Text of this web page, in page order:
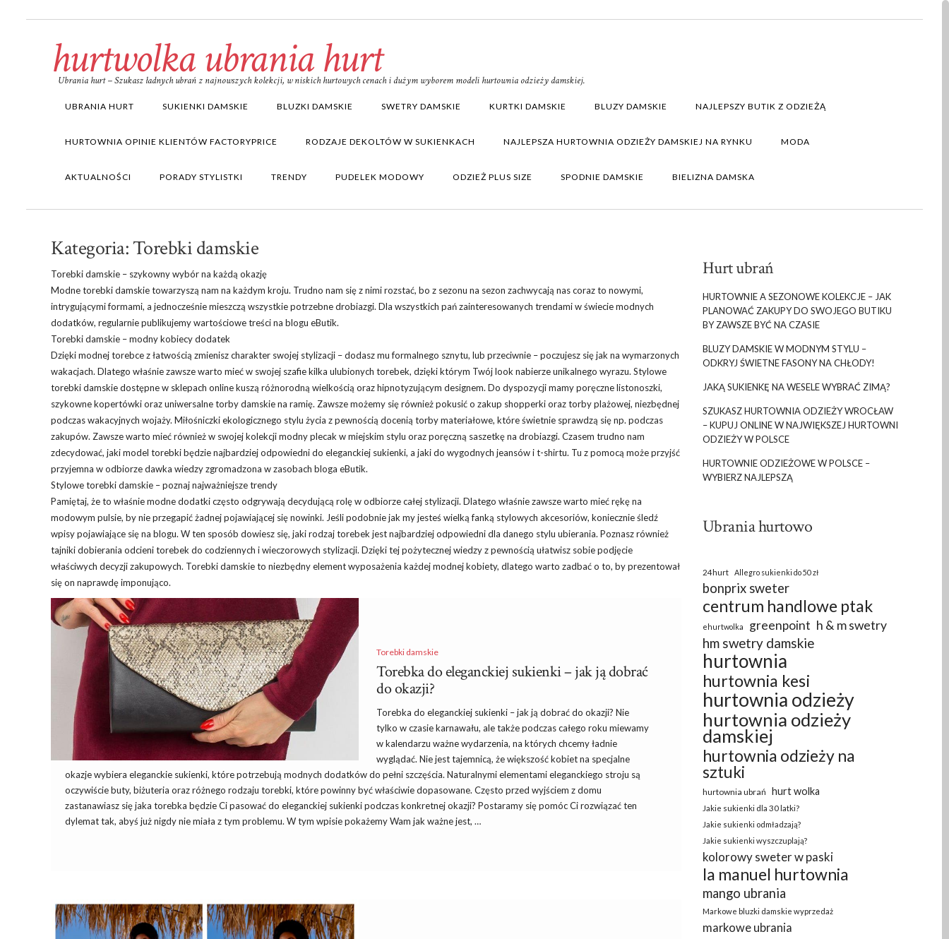
hurtwolka ubrania hurt
Ubrania hurt – Szukasz ładnych ubrań z najnowszych kolekcji, w niskich hurtowych cenach i dużym wyborem modeli hurtownia odzieży damskiej.
UBRANIA HURT SUKIENKI DAMSKIE BLUZKI DAMSKIE SWETRY DAMSKIE KURTKI DAMSKIE BLUZY DAMSKIE NAJLEPSZY BUTIK Z ODZIEŻĄ
HURTOWNIA OPINIE KLIENTÓW FACTORYPRICE RODZAJE DEKOLTÓW W SUKIENKACH NAJLEPSZA HURTOWNIA ODZIEŻY DAMSKIEJ NA RYNKU MODA
AKTUALNOŚCI PORADY STYLISTKI TRENDY PUDELEK MODOWY ODZIEŻ PLUS SIZE SPODNIE DAMSKIE BIELIZNA DAMSKA
Kategoria:Torebki damskie
Torebki damskie – szykowny wybór na każdą okazję
Modne torebki damskie towarzyszą nam na każdym kroju. Trudno nam się z nimi rozstać, bo z sezonu na sezon zachwycają nas coraz to nowymi,
intrygującymi formami, a jednocześnie mieszczą wszystkie potrzebne drobiazgi. Dla wszystkich pań zainteresowanych trendami w świecie modnych
dodatków, regularnie publikujemy wartościowe treści na blogu eButik.
Torebki damskie – modny kobiecy dodatek
Dzięki modnej torebce z łatwością zmienisz charakter swojej stylizacji – dodasz mu formalnego sznytu, lub przeciwnie – poczujesz się jak na wymarzonych
wakacjach. Dlatego właśnie zawsze warto mieć w swojej szafie kilka ulubionych torebek, dzięki którym Twój look nabierze unikalnego wyrazu. Stylowe
torebki damskie dostępne w sklepach online kuszą różnorodną wielkością oraz hipnotyzującym designem. Do dyspozycji mamy poręczne listonoszki,
szykowne kopertówki oraz uniwersalne torby damskie na ramię. Zawsze możemy się również pokusić o zakup shopperki oraz torby plażowej, niezbędnej
podczas wakacyjnych wojaży. Miłośniczki ekologicznego stylu życia z pewnością docenią torby materiałowe, które świetnie sprawdzą się np. podczas
zakupów. Zawsze warto mieć również w swojej kolekcji modny plecak w miejskim stylu oraz poręczną saszetkę na drobiazgi. Czasem trudno nam
zdecydować, jaki model torebki będzie najbardziej odpowiedni do eleganckiej sukienki, a jaki do wygodnych jeansów i t-shirtu. Tu z pomocą może przyjść
przyjemna w odbiorze dawka wiedzy zgromadzona w zasobach bloga eButik.
Stylowe torebki damskie – poznaj najważniejsze trendy
Pamiętaj, że to właśnie modne dodatki często odgrywają decydującą rolę w odbiorze całej stylizacji. Dlatego właśnie zawsze warto mieć rękę na
modowym pulsie, by nie przegapić żadnej pojawiającej się nowinki. Jeśli podobnie jak my jesteś wielką fanką stylowych akcesoriów, koniecznie śledź
wpisy pojawiające się na blogu. W ten sposób dowiesz się, jaki rodzaj torebek jest najbardziej odpowiedni dla danego stylu ubierania. Poznasz również
tajniki dobierania odcieni torebek do codziennych i wieczorowych stylizacji. Dzięki tej pożytecznej wiedzy z pewnością ułatwisz sobie podjęcie
właściwych decyzji zakupowych. Torebki damskie to niezbędny element wyposażenia każdej modnej kobiety, dlatego warto zadbać o to, by prezentował
się on naprawdę imponująco.
Torebki damskie
Torebka do eleganckiej sukienki – jak ją dobrać
do okazji?
Torebka do eleganckiej sukienki – jak ją dobrać do okazji? Nie
tylko w czasie karnawału, ale także podczas całego roku miewamy
w kalendarzu ważne wydarzenia, na których chcemy ładnie
wyglądać. Nie jest tajemnicą, że większość kobiet na specjalne
okazje wybiera eleganckie sukienki, które potrzebują modnych dodatków do pełni szczęścia. Naturalnymi elementami eleganckiego stroju są
oczywiście buty, biżuteria oraz różnego rodzaju torebki, które powinny być właściwie dopasowane. Często przed wyjściem z domu
zastanawiasz się jaka torebka będzie Ci pasować do eleganckiej sukienki podczas konkretnej okazji? Postaramy się pomóc Ci rozwiązać ten
dylemat tak, abyś już nigdy nie miała z tym problemu. W tym wpisie pokażemy Wam jak ważne jest, …
Hurt ubrań
HURTOWNIE A SEZONOWE KOLEKCJE – JAK
PLANOWAĆ ZAKUPY DO SWOJEGO BUTIKU
BY ZAWSZE BYĆ NA CZASIE
BLUZY DAMSKIE W MODNYM STYLU –
ODKRYJ ŚWIETNE FASONY NA CHŁODY!
JAKĄ SUKIENKĘ NA WESELE WYBRAĆ ZIMĄ?
SZUKASZ HURTOWNIA ODZIEŻY WROCŁAW
– KUPUJ ONLINE W NAJWIĘKSZEJ HURTOWNI
ODZIEŻY W POLSCE
HURTOWNIE ODZIEŻOWE W POLSCE –
WYBIERZ NAJLEPSZĄ
Ubrania hurtowo
24hurt Allegro sukienki do 50 zł
bonprix sweter
centrum handlowe ptak
ehurtwolka greenpoint h & m swetry
hm swetry damskie
hurtownia
hurtownia kesi
hurtownia odzieży
hurtownia odzieży
damskiej
hurtownia odzieży na
sztuki
hurtownia ubrań hurt wolka
Jakie sukienki dla 30 latki?
Jakie sukienki odmładzają?
Jakie sukienki wyszczuplają?
kolorowy sweter w paski
la manuel hurtownia
mango ubrania
Markowe bluzki damskie wyprzedaż
markowe ubrania